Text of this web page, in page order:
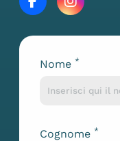
Lascia questo campo
Nome *
Cognome *